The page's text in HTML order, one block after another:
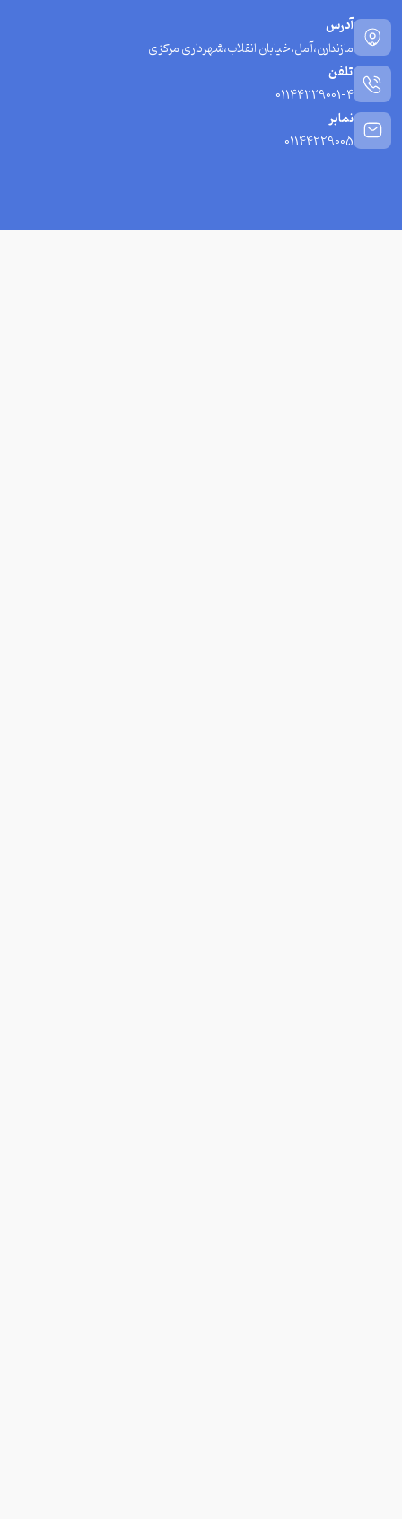
آدرس
مازندارن،آمل،خیابان انقلاب،شهرداری مرکزی
تلفن
01144229001-4
نمابر
01144229005